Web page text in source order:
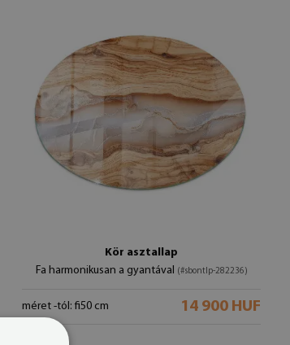
Kör asztallap
Fa harmonikusan a gyantával (#sbontlp-282236)
méret -tól: fi50 cm 14 900 HUF